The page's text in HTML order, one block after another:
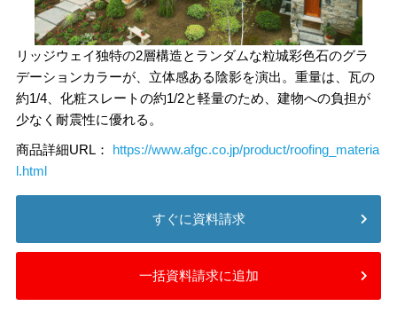
リッジウェイ独特の2層構造とランダムな粒城彩色石のグラ
デーションカラーが、立体感ある陰影を演出。重量は、瓦の
約1/4、化粧スレートの約1/2と軽量のため、建物への負担が
少なく耐震性に優れる。
商品詳細URL： https://www.afgc.co.jp/product/roofing_materia
l.html
すぐに資料請求
一括資料請求に追加